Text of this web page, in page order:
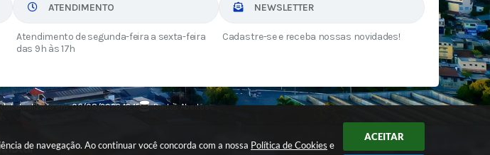
de navegação. Ao continuar você concorda com a nossa Política de Cookies e
ACEITAR
ATENDIMENTO
Atendimento de segunda-feira a sexta-feira
das 9h às 17h
NEWSLETTER
Cadastre-se e receba nossas novidades!
atualizado em:06/08/2026 16:15 Dados Abertos